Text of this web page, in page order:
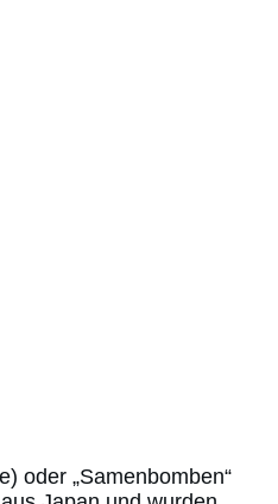
oder „Samenbomben“